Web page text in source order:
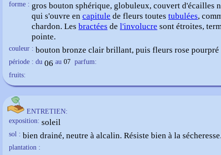
forme : gros bouton sphérique, globuleux, couvert d'écailles
qui s'ouvre en capitule de fleurs toutes tubulées,
chardon. Les bractées de l'involucre sont étroites,
pointe.
couleur : bouton bronze clair brillant, puis fleurs rose pourpré
période : du 06 au 07 parfum:
fruits:
ENTRETIEN:
exposition: soleil
sol : bien drainé, neutre à alcalin. Résiste bien à la
plantation :